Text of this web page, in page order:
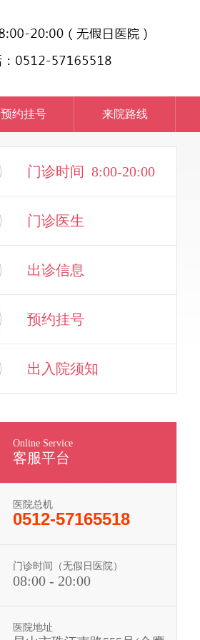
预约挂号 来院路线
门诊时间 8:00-20:00
门诊医生
出诊信息
预约挂号
出入院须知
Online Service
客服平台
医院总机
0512-57165518
门诊时间（无假日医院）
08:00 - 20:00
医院地址